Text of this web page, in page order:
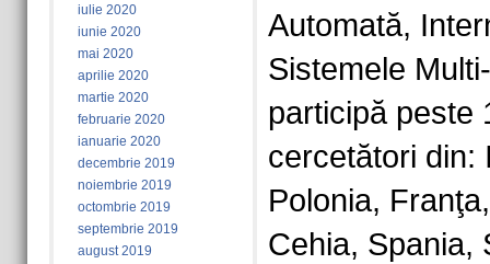
iulie 2020
iunie 2020
mai 2020
aprilie 2020
martie 2020
februarie 2020
ianuarie 2020
decembrie 2019
noiembrie 2019
octombrie 2019
septembrie 2019
august 2019
Automată,
Sistemele
participă peste
cercetători din:
Polonia,
Cehia, Spania,